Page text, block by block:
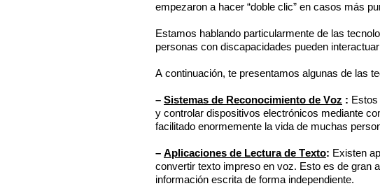
empezaron a hacer “doble clic” en casos más
Estamos hablando particularmente de las
personas con discapacidades pueden
A continuación, te presentamos algunas de las
– Sistemas de Reconocimiento de Voz :
y controlar dispositivos electrónicos mediante
facilitado enormemente la vida de muchas
– Aplicaciones de Lectura de Texto: Existen
convertir texto impreso en voz. Esto es de gran
información escrita de forma independiente.